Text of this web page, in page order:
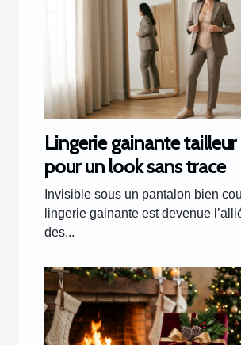
Lingerie gainante tailleur
pour un look sans trace
Invisible sous un pantalon bien
lingerie gainante est devenue
des...